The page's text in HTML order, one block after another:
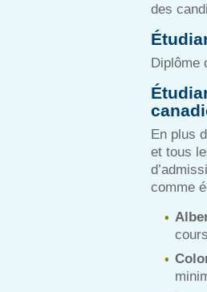
des
Diplôme
En plus
et tous
comme